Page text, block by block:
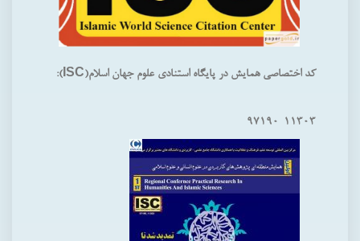
کد اختصاصی همایش در پایگاه استنادی علوم جهان اسلام(ISC):
۹۷۱۹۰-۱۱۳۰۳